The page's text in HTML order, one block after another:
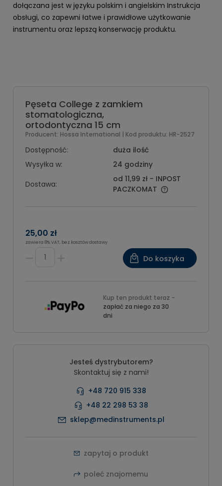
dołączana jest w języku polskim i angielskim Instrukcja
obsługi, co zapewni łatwe i prawidłowe użytkowanie
instrumentu oraz lepszą konserwację produktu.
Pęseta College z zamkiem
stomatologiczna,
ortodontyczna 15 cm
Producent: Hossa International | Kod produktu: HR-2527
Dostępność:
duża ilość
Wysyłka w:
24 godziny
Dostawa:
od 11,99 zł - INPOST
PACZKOMAT
25,00 zł
zawiera 8% VAT, bez kosztów dostawy
Do koszyka
Kup ten produkt teraz -
zapłać za niego za 30
dni
Jesteś dystrybutorem?
Skontaktuj się z nami!
+48 720 915 338
+48 22 298 53 38
sklep@medinstruments.pl
zapytaj o produkt
poleć znajomemu